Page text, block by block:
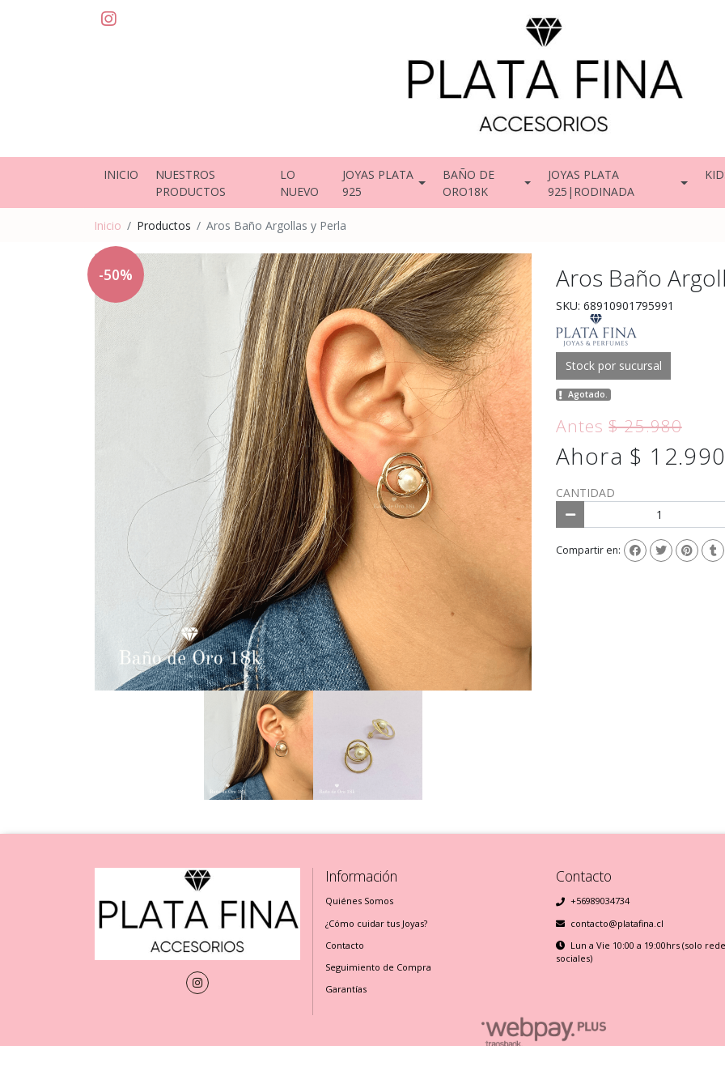
INICIO
NUESTROS
PRODUCTOS
LO
NUEVO
JOYAS PLATA
925
BAÑO DE
ORO18K
JOYAS PLATA
925|RODINADA
Inicio Productos Aros Baño Argollas y Perla
-50% Aros Baño
SKU: 68910901795991
Stock por sucursal
Agotado.
Antes$ 25.980
Ahora $ 12.990
CANTIDAD
Compartir en:
Información
Quiénes Somos
¿Cómo cuidar tus Joyas?
Contacto
Seguimiento de Compra
Garantías
Contacto
+56989034734
contacto@platafina.cl
Lun a Vie 10:00 a 19:00hrs (solo
sociales)